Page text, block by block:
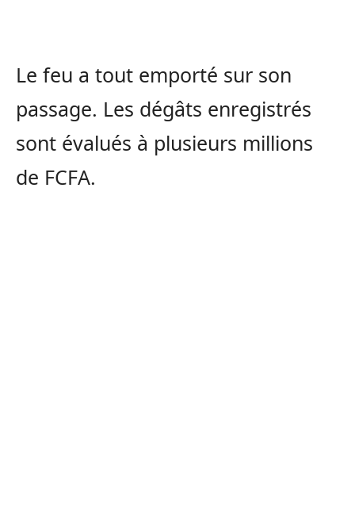
Le feu a tout emporté sur son
passage. Les dégâts enregistrés
sont évalués à plusieurs millions
de FCFA.